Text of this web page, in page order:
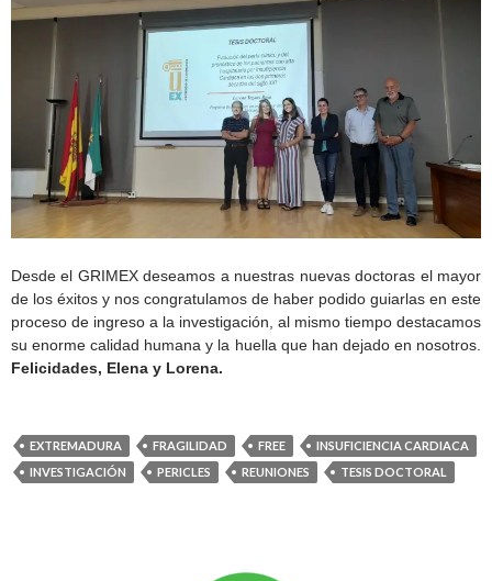
Desde el GRIMEX deseamos a nuestras nuevas doctoras el mayor
de los éxitos y nos congratulamos de haber podido guiarlas en este
proceso de ingreso a la investigación, al mismo tiempo destacamos
su enorme calidad humana y la huella que han dejado en nosotros.
Felicidades, Elena y Lorena.
EXTREMADURA FRAGILIDAD FREE
INSUFICIENCIA CARDIACA
INVESTIGACIÓN
PERICLES REUNIONES TESIS DOCTORAL